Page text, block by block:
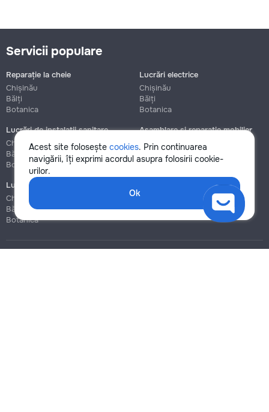
Acest site folosește cookies. Prin continuarea
navigării, îți exprimi acordul asupra folosirii cookie-
urilor.
Ok
Servicii populare
Reparație la cheie
Chișinău
Bălți
Botanica
Lucrări electrice
Chișinău
Bălți
Botanica
Lucrări de instalații sanitare
Chișinău
Bălți
Botanica
Asamblare și reparație mobilier
Chișinău
Botanica
Lucrări de construcție și instalare
Chișinău
Bălți
Botanica